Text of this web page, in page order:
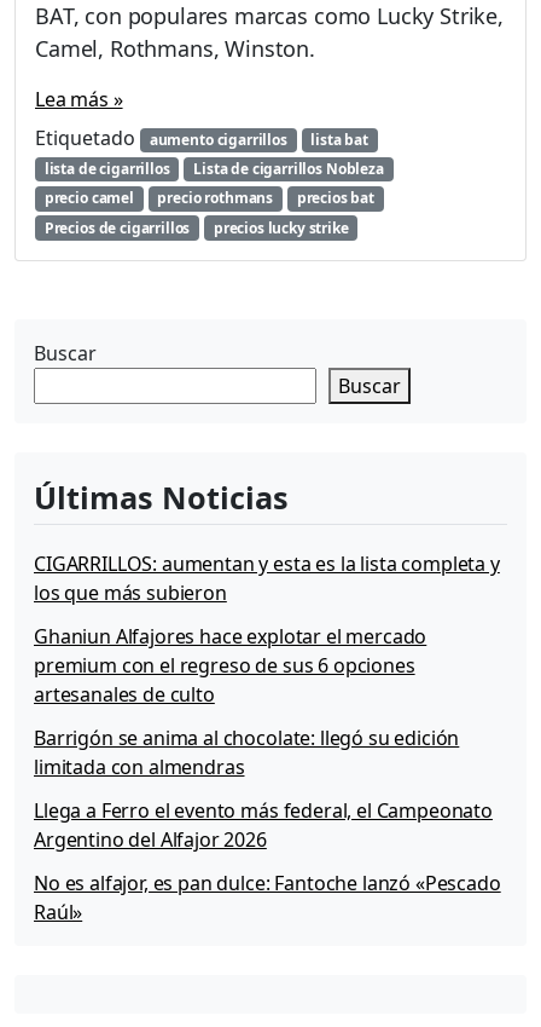
BAT, con populares marcas como Lucky Strike,
Camel, Rothmans, Winston.
Lea más »
Etiquetado
aumento cigarrillos
lista bat
lista de cigarrillos
Lista de cigarrillos Nobleza
precio camel
precio rothmans
precios bat
Precios de cigarrillos
precios lucky strike
Buscar
Buscar
Últimas Noticias
CIGARRILLOS: aumentan y esta es la lista completa y
los que más subieron
Ghaniun Alfajores hace explotar el mercado
premium con el regreso de sus 6 opciones
artesanales de culto
Barrigón se anima al chocolate: llegó su edición
limitada con almendras
Llega a Ferro el evento más federal, el Campeonato
Argentino del Alfajor 2026
No es alfajor, es pan dulce: Fantoche lanzó «Pescado
Raúl»